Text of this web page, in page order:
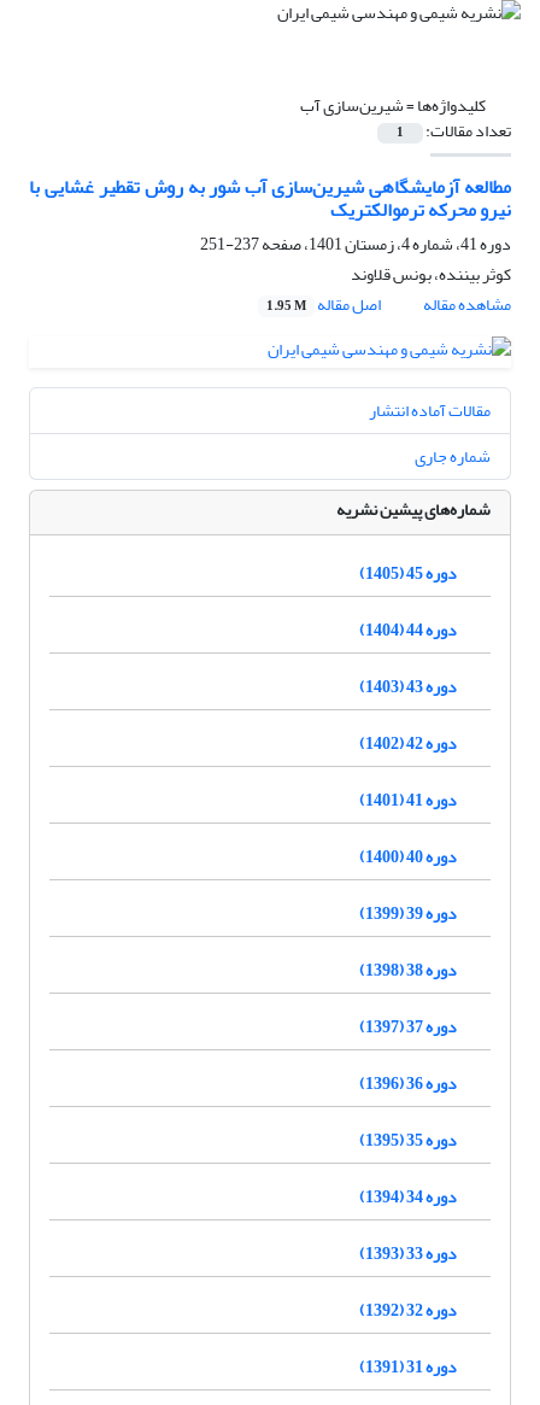
کلیدواژه‌ها =شیرین‌سازی آب
تعداد مقالات: 1
مطالعه آزمایشگاهی شیرین‌سازی آب شور به روش تقطیر غشایی با
نیرو محرکه ترموالکتریک
دوره 41، شماره 4، زمستان 1401، صفحه
237-251
کوثر بیننده، بونس قلاوند
مشاهده مقاله
اصل مقاله 1.95 M
مقالات آماده انتشار
شماره جاری
شماره‌های پیشین نشریه
دوره 45 (1405)
دوره 44 (1404)
دوره 43 (1403)
دوره 42 (1402)
دوره 41 (1401)
دوره 40 (1400)
دوره 39 (1399)
دوره 38 (1398)
دوره 37 (1397)
دوره 36 (1396)
دوره 35 (1395)
دوره 34 (1394)
دوره 33 (1393)
دوره 32 (1392)
دوره 31 (1391)